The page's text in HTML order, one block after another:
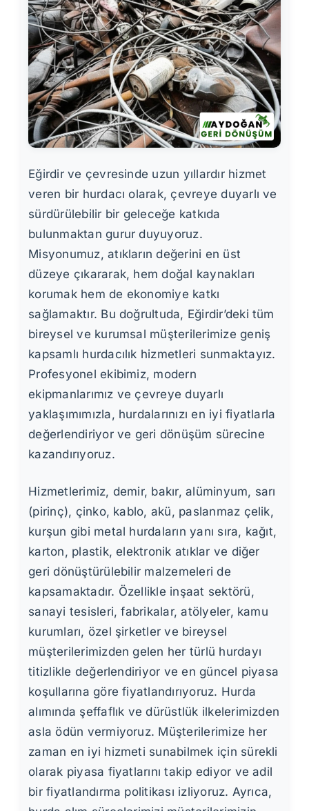
Eğirdir ve çevresinde uzun yıllardır hizmet
veren bir hurdacı olarak, çevreye duyarlı ve
sürdürülebilir bir geleceğe katkıda
bulunmaktan gurur duyuyoruz.
Misyonumuz, atıkların değerini en üst
düzeye çıkararak, hem doğal kaynakları
korumak hem de ekonomiye katkı
sağlamaktır. Bu doğrultuda, Eğirdir’deki tüm
bireysel ve kurumsal müşterilerimize geniş
kapsamlı hurdacılık hizmetleri sunmaktayız.
Profesyonel ekibimiz, modern
ekipmanlarımız ve çevreye duyarlı
yaklaşımımızla, hurdalarınızı en iyi fiyatlarla
değerlendiriyor ve geri dönüşüm sürecine
kazandırıyoruz.
Hizmetlerimiz, demir, bakır, alüminyum, sarı
(pirinç), çinko, kablo, akü, paslanmaz çelik,
kurşun gibi metal hurdaların yanı sıra, kağıt,
karton, plastik, elektronik atıklar ve diğer
geri dönüştürülebilir malzemeleri de
kapsamaktadır. Özellikle inşaat sektörü,
sanayi tesisleri, fabrikalar, atölyeler, kamu
kurumları, özel şirketler ve bireysel
müşterilerimizden gelen her türlü hurdayı
titizlikle değerlendiriyor ve en güncel piyasa
koşullarına göre fiyatlandırıyoruz. Hurda
alımında şeffaflık ve dürüstlük ilkelerimizden
asla ödün vermiyoruz. Müşterilerimize her
zaman en iyi hizmeti sunabilmek için sürekli
olarak piyasa fiyatlarını takip ediyor ve adil
bir fiyatlandırma politikası izliyoruz. Ayrıca,